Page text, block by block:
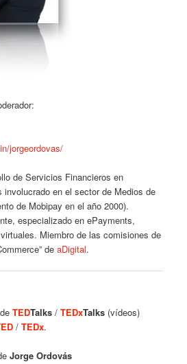
jorgeordovas/
de Servicios Financieros en
involucrado en el sector de Medios de
de Mobipay en el año 2000).
especializado en ePayments,
Miembro de las comisiones de
deaDigital.
TEDTalks/ TEDxTalks(vídeos)
/ TEDx.
Jorge Ordovás